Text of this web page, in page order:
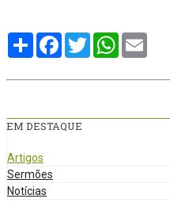
Compartilhe
Facebook
TwitterWhatsApp
EM DESTAQUE
Artigos
Sermões
Notícias